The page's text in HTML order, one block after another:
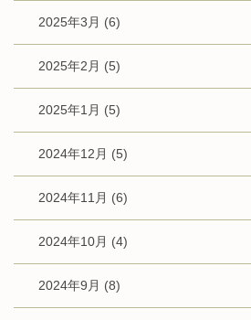
2025年3月 (6)
2025年2月 (5)
2025年1月 (5)
2024年12月 (5)
2024年11月 (6)
2024年10月 (4)
2024年9月 (8)